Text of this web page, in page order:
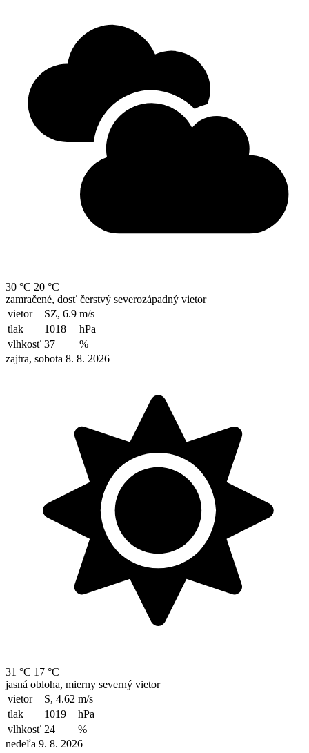
30 °C 20 °C
zamračené, dosť čerstvý severozápadný vietor
vietor
SZ, 6.9 m/s
tlak
1018
hPa
vlhkosť 37
%
zajtra, sobota 8. 8. 2026
31 °C 17 °C
jasná obloha, mierny severný vietor
vietor
S, 4.62 m/s
tlak
1019
hPa
vlhkosť 24
%
nedeľa 9. 8. 2026